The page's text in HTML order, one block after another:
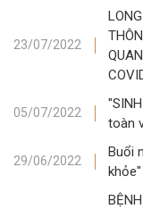
23/07/2022
05/07/2022
toàn
29/06/2022
Buổi
khỏe"